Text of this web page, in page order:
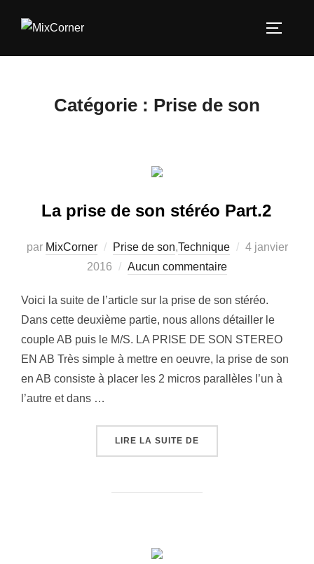
Catégorie : Prise de son
La prise de son stéréo Part.2
par MixCorner Prise de son,Technique
4 janvier
2016
Aucun commentaire
Voici la suite de l’article sur la prise de son stéréo.
Dans cette deuxième partie, nous allons détailler le
couple AB puis le M/S. LA PRISE DE SON STEREO
EN AB Très simple à mettre en oeuvre, la prise de son
en AB consiste à placer les 2 micros parallèles l’un à
l’autre et dans …
LIRE LA SUITE DE